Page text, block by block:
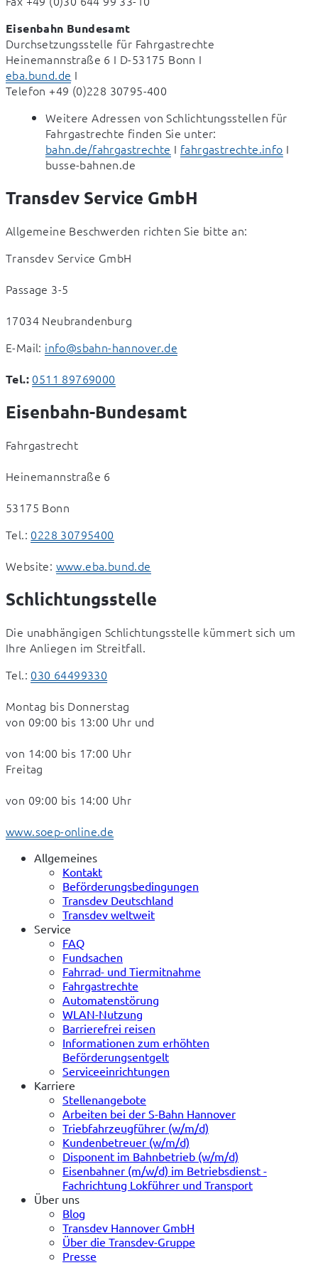
Eisenbahn Bundesamt
Durchsetzungsstelle für Fahrgastrechte
eba.bund.de I
Telefon +49 (0)228 30795-400
Weitere Adressen von Schlichtungsstellen für
Fahrgastrechte finden Sie unter:
bahn.de/fahrgastrechte I fahrgastrechte.info I
busse-bahnen.de
Transdev Service GmbH
Allgemeine Beschwerden richten Sie bitte an:
Transdev Service GmbH
Passage 3-5
17034 Neubrandenburg
E-Mail: info@sbahn-hannover.de
Tel.: 0511 89769000
Eisenbahn-Bundesamt
Fahrgastrecht
Heinemannstraße 6
53175 Bonn
Tel.: 0228 30795400
Website: www.eba.bund.de
Schlichtungsstelle
Die unabhängigen Schlichtungsstelle kümmert sich um
Ihre Anliegen im Streitfall.
Tel.: 030 64499330
Montag bis Donnerstag
von 09:00 bis 13:00 Uhr und
von 14:00 bis 17:00 Uhr
Freitag
von 09:00 bis 14:00 Uhr
www.soep-online.de
Allgemeines
Kontakt
Beförderungsbedingungen
Transdev Deutschland
Transdev weltweit
Service
FAQ
Fundsachen
Fahrrad- und Tiermitnahme
Fahrgastrechte
Automatenstörung
WLAN-Nutzung
Barrierefrei reisen
Informationen zum erhöhten
Beförderungsentgelt
Serviceeinrichtungen
Karriere
Stellenangebote
Arbeiten bei der S-Bahn Hannover
Triebfahrzeugführer (w/m/d)
Kundenbetreuer (w/m/d)
Disponent im Bahnbetrieb (w/m/d)
Eisenbahner (m/w/d) im Betriebsdienst -
Fachrichtung Lokführer und Transport
Über uns
Blog
Transdev Hannover GmbH
Über die Transdev-Gruppe
Presse